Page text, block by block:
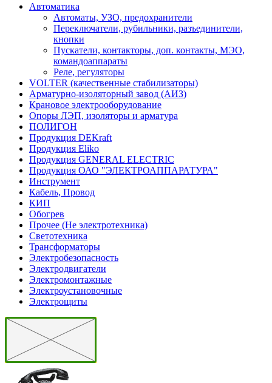
Автоматика
Автоматы, УЗО, предохранители
Переключатели, рубильники, разъединители,
кнопки
Пускатели, контакторы, доп. контакты, МЭО,
командоаппараты
Реле, регуляторы
VOLTER (качественные стабилизаторы)
Арматурно-изоляторный завод (АИЗ)
Крановое электрооборудование
Опоры ЛЭП, изоляторы и арматура
ПОЛИГОН
Продукция DEKraft
Продукция Eliko
Продукция GENERAL ELECTRIC
Продукция ОАО "ЭЛЕКТРОАППАРАТУРА"
Инструмент
Кабель, Провод
КИП
Обогрев
Прочее (Не электротехника)
Светотехника
Трансформаторы
Электробезопасность
Электродвигатели
Электромонтажные
Электроустановочные
Электрощиты